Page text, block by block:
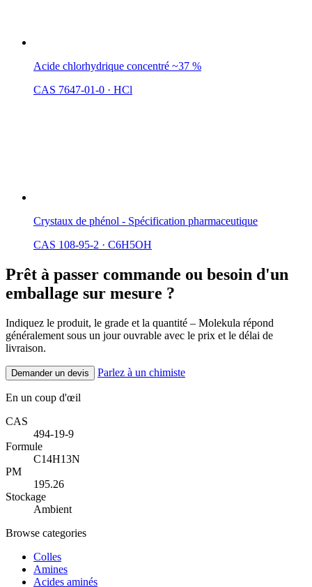
Acide chlorhydrique concentré ~37 %
CAS 7647-01-0 · HCl
Crystaux de phénol - Spécification pharmaceutique
CAS 108-95-2 · C6H5OH
Prêt à passer commande ou besoin d'un
emballage sur mesure ?
Indiquez le produit, le grade et la quantité – Molekula répond
généralement sous un jour ouvrable avec le prix et le délai de
livraison.
Demander un devis Parlez à un chimiste
En un coup d'œil
CAS
494-19-9
Formule
C14H13N
PM
195.26
Stockage
Ambient
Browse categories
Colles
Amines
Acides aminés